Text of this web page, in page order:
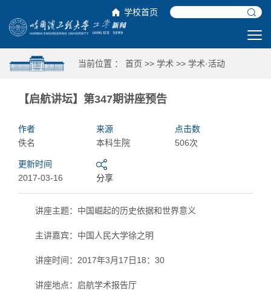
学校首页
当前位置 ： 首页 >> 学术 >> 学术·活动
【启航讲坛】第347期讲座预告
作者
佚名
来源
本科生院
点击数
506次
更新时间
2017-03-16
分享
讲座主题：中国崛起的历史依据和世界意义
主讲嘉宾：中国人民大学徐之明
讲座时间：2017年3月17日18：30
讲座地点：启航学术报告厅